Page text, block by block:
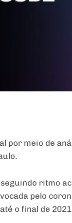
por meio de
ritmo
pelo
o final de